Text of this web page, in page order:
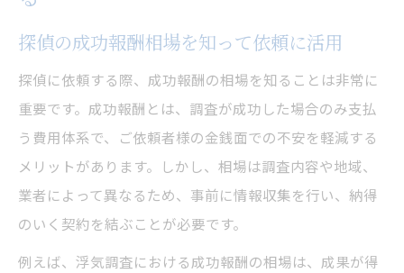
探偵の成功報酬相場を知って依頼に活用
探偵に依頼する際、成功報酬の相場を知ることは非常に
重要です。成功報酬とは、調査が成功した場合のみ支払
う費用体系で、ご依頼者様の金銭面での不安を軽減する
メリットがあります。しかし、相場は調査内容や地域、
業者によって異なるため、事前に情報収集を行い、納得
のいく契約を結ぶことが必要です。
例えば、浮気調査における成功報酬の相場は、成果が得